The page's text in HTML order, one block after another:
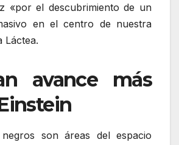
«por el descubrimiento de un
en el centro de nuestra
Láctea.
avance más
son áreas del espacio